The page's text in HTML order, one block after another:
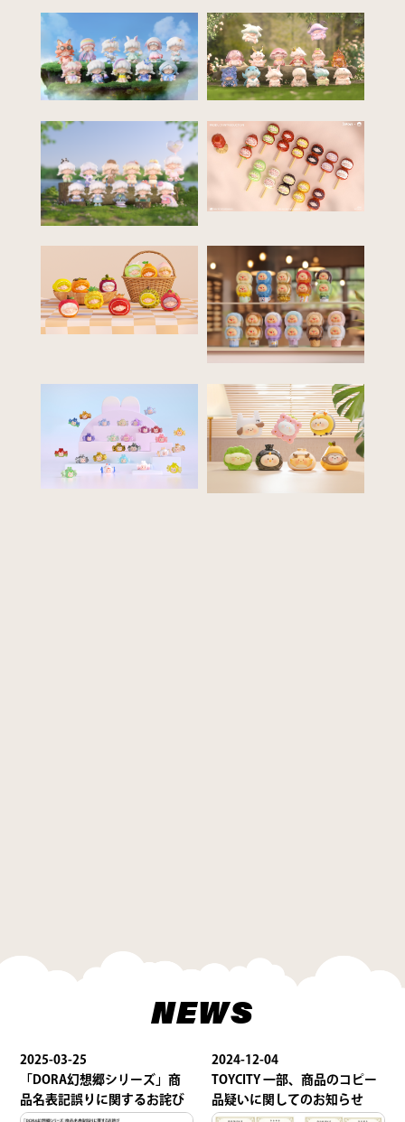
NEWS
2025-03-25
「DORA幻想郷シリーズ」商
品名表記誤りに関するお詫び
2024-12-04
TOYCITY 一部、商品のコピー
品疑いに関してのお知らせ